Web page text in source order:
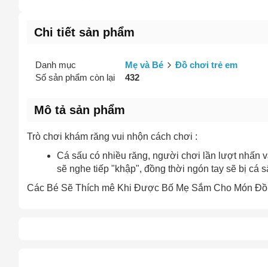
Chi tiết sản phẩm
Danh mục Mẹ và Bé
Đồ chơi trẻ em
Số sản phẩm còn lại
432
Mô tả sản phẩm
Trò chơi khám răng vui nhộn cách chơi :
Cá sấu có nhiều răng, người chơi lần lượt nhấn
sẽ nghe tiếp "khập", đồng thời ngón tay sẽ bị cá
Các Bé Sẽ Thích mê Khi Được Bố Mẹ Sắm Cho Món